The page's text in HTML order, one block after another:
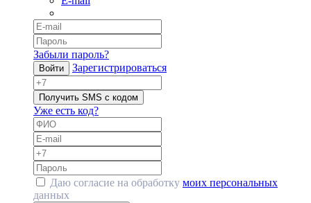
Забыли пароль?
Войти Зарегистрироваться
Получить SMS с кодом
Уже есть код?
Даю согласие на обработку моих персональных
данных